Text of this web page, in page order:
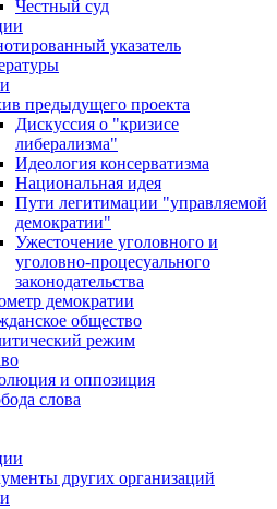
Честный суд
указатель
предыдущего проекта
Дискуссия о "кризисе
либерализма"
Идеология консерватизма
Национальная идея
Пути легитимации "управляемой
демократии"
Ужесточение уголовного и
уголовно-процесуального
законодательства
демократии
общество
режим
и оппозиция
слова
других организаций